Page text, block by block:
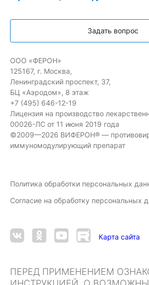
Задать вопрос
ООО «ФЕРОН»
125167, г. Москва,
Ленинградский проспект, 37,
БЦ «Аэродом», 8 этаж
+7 (495) 646-12-19
Лицензия на производство
00026-ЛС от 11 июня 2019 года
©2009—2026 ВИФЕРОН® —
иммуномодулирующий препарат
Политика обработки персональных
Согласие на обработку персональных
Карта сайта
ПЕРЕД ПРИМЕНЕНИЕМ